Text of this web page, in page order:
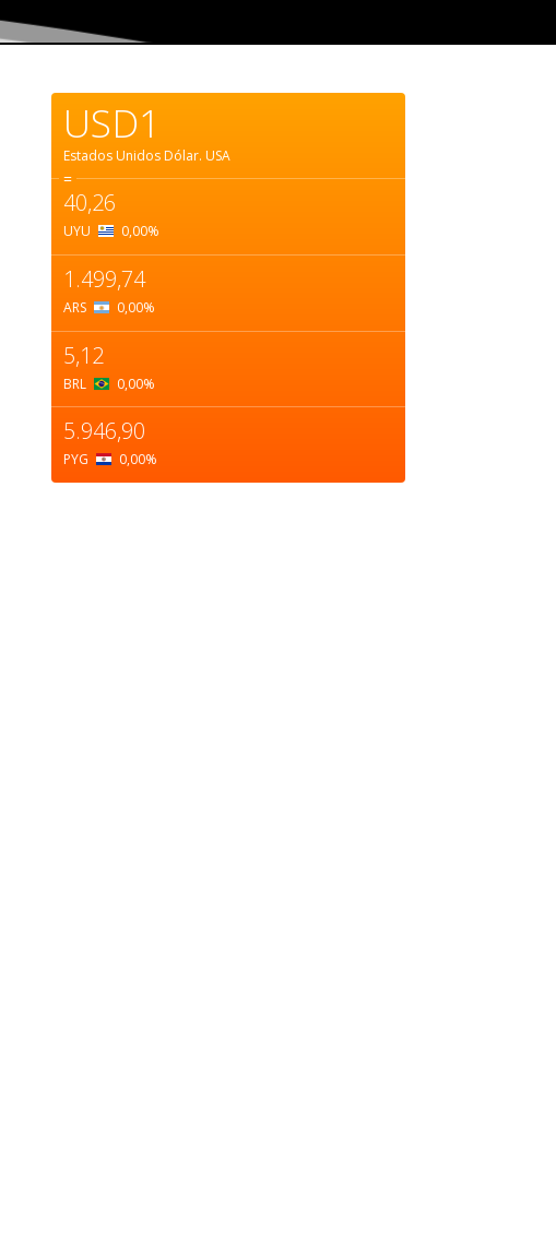
USD1
Estados Unidos Dólar. USA
=
40,26
UYU 0,00%
1.499,74
ARS 0,00%
5,12
BRL 0,00%
5.946,90
PYG 0,00%